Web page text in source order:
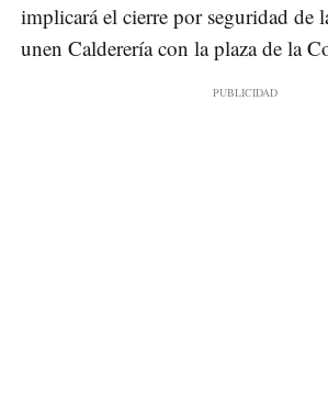
implicará el cierre por seguridad de
unen Calderería con la plaza de la